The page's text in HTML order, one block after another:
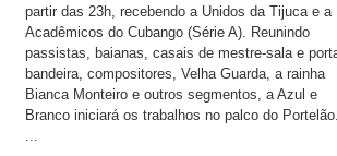
partir das 23h, recebendo a Unidos da Tijuca e a
Acadêmicos do Cubango (Série A). Reunindo
passistas, baianas, casais de mestre-sala e
bandeira, compositores, Velha Guarda, a rainha
Bianca Monteiro e outros segmentos, a Azul e
Branco iniciará os trabalhos no palco do
...